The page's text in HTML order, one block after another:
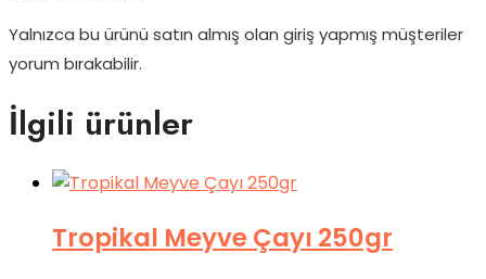
Yalnızca bu ürünü satın almış olan giriş yapmış müşteriler
yorum bırakabilir.
İlgili ürünler
Tropikal Meyve Çayı 250gr